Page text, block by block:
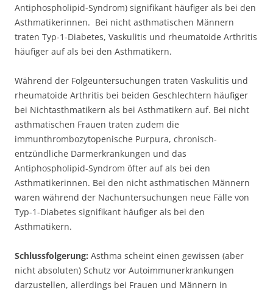
Antiphospholipid-Syndrom) signifikant häufiger als bei den
Asthmatikerinnen. Bei nicht asthmatischen Männern
traten Typ-1-Diabetes, Vaskulitis und rheumatoide Arthritis
häufiger auf als bei den Asthmatikern.
Während der Folgeuntersuchungen traten Vaskulitis und
rheumatoide Arthritis bei beiden Geschlechtern häufiger
bei Nichtasthmatikern als bei Asthmatikern auf. Bei nicht
asthmatischen Frauen traten zudem die
immunthrombozytopenische Purpura, chronisch-
entzündliche Darmerkrankungen und das
Antiphospholipid-Syndrom öfter auf als bei den
Asthmatikerinnen. Bei den nicht asthmatischen Männern
waren während der Nachuntersuchungen neue Fälle von
Typ-1-Diabetes signifikant häufiger als bei den
Asthmatikern.
Schlussfolgerung: Asthma scheint einen gewissen (aber
nicht absoluten) Schutz vor Autoimmunerkrankungen
darzustellen, allerdings bei Frauen und Männern in